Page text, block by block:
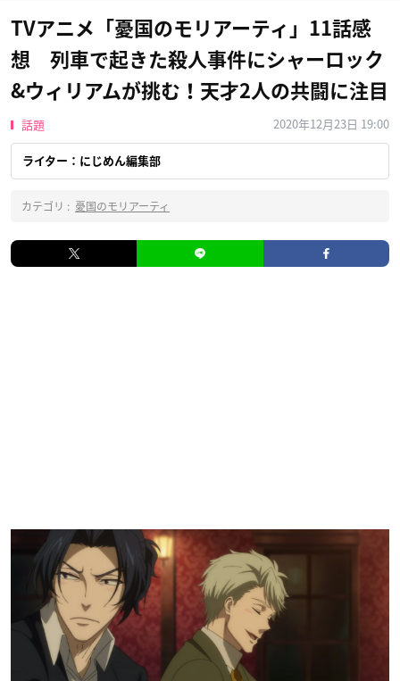
TVアニメ「憂国のモリアーティ」11話感
想 列車で起きた殺人事件にシャーロック
&ウィリアムが挑む！天才2人の共闘に注目
話題 2020年12月23日 19:00
ライター：にじめん編集部
カテゴリ : 憂国のモリアーティ